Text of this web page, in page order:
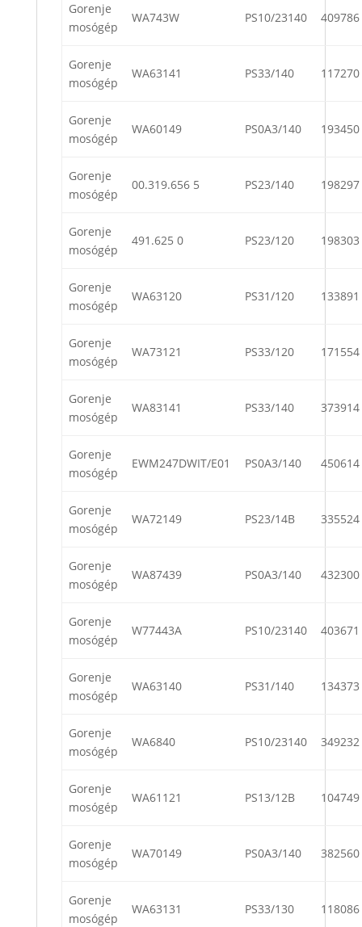
Gorenje
mosógép
WA743W PS10/23140 409786
Gorenje
mosógép
WA63141 PS33/140 117270
Gorenje
mosógép
WA60149 PS0A3/140 193450
Gorenje
mosógép
00.319.656 5 PS23/140 198297
Gorenje
mosógép
491.625 0 PS23/120 198303
Gorenje
mosógép
WA63120 PS31/120 133891
Gorenje
mosógép
WA73121 PS33/120 171554
Gorenje
mosógép
WA83141 PS33/140 373914
Gorenje
mosógép
EWM247DWIT/E01 PS0A3/140 450614
Gorenje
mosógép
WA72149 PS23/14B 335524
Gorenje
mosógép
WA87439 PS0A3/140 432300
Gorenje
mosógép
W77443A PS10/23140 403671
Gorenje
mosógép
WA63140 PS31/140 134373
Gorenje
mosógép
WA6840 PS10/23140 349232
Gorenje
mosógép
WA61121 PS13/12B 104749
Gorenje
mosógép
WA70149 PS0A3/140 382560
Gorenje
mosógép
WA63131 PS33/130 118086